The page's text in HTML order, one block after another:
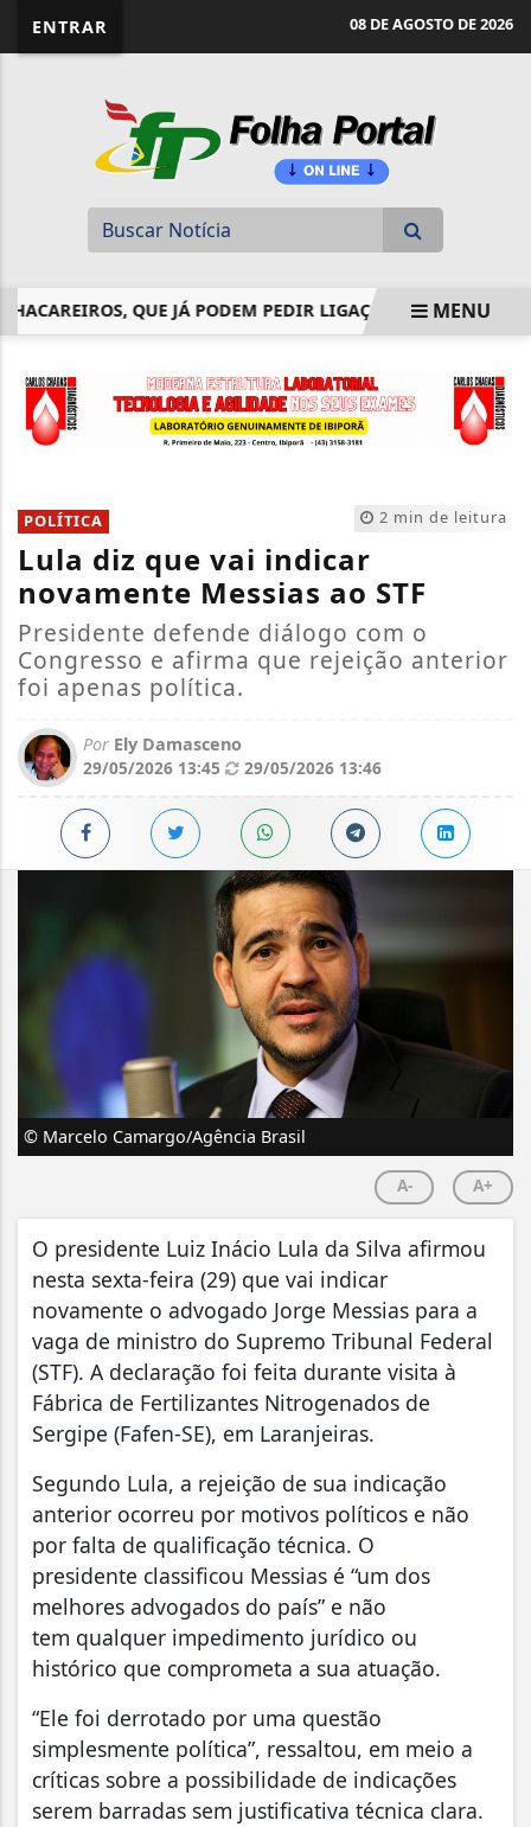
ENTRAR 08 DE AGOSTO DE 2026
QUE JÁ PODEM PEDIR LIGAÇÃO DE ENERGIA À...
MENU
2 min de leitura
POLÍTICA
Lula diz que vai indicar
novamente Messias ao STF
Presidente defende diálogo com o
Congresso e afirma que rejeição anterior
foi apenas política.
Por Ely Damasceno
29/05/2026 13:45
29/05/2026 13:46
© Marcelo Camargo/Agência Brasil
A- A+
O presidente Luiz Inácio Lula da Silva afirmou
nesta sexta-feira (29) que vai indicar
novamente o advogado Jorge Messias para a
vaga de ministro do Supremo Tribunal Federal
(STF). A declaração foi feita durante visita à
Fábrica de Fertilizantes Nitrogenados de
Sergipe (Fafen-SE), em Laranjeiras.
Segundo Lula, a rejeição de sua indicação
anterior ocorreu por motivos políticos e não
por falta de qualificação técnica. O
presidente classificou Messias é “um dos
melhores advogados do país” e não
tem qualquer impedimento jurídico ou
histórico que comprometa a sua atuação.
“Ele foi derrotado por uma questão
simplesmente política”, ressaltou, em meio a
críticas sobre a possibilidade de indicações
serem barradas sem justificativa técnica clara.